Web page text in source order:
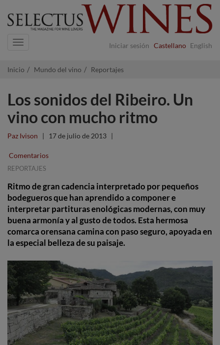
Iniciar sesión Castellano English
Navigation
Inicio Mundo del vino Reportajes
Los sonidos del Ribeiro. Un
vino con mucho ritmo
Paz Ivison | 17 de julio de 2013 |
Comentarios
REPORTAJES
Ritmo de gran cadencia interpretado por pequeños
bodegueros que han aprendido a componer e
interpretar partituras enológicas modernas, con muy
buena armonía y al gusto de todos. Esta hermosa
comarca orensana camina con paso seguro, apoyada en
la especial belleza de su paisaje.